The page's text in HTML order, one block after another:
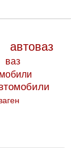
автоваз
ваз